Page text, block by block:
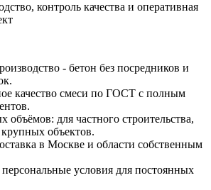
контроль качества и оперативная
- бетон без посредников и
качество смеси по ГОСТ с полным
объёмов: для частного строительства,
объектов.
в Москве и области собственным
условия для постоянных